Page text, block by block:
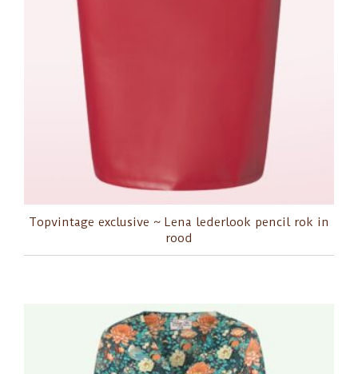
Topvintage exclusive ~ Lena lederlook pencil rok in
rood